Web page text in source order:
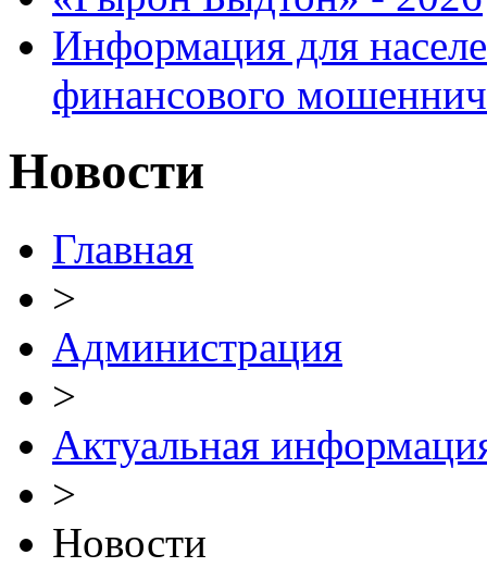
Информация для
финансового
Новости
Главная
>
Администрация
>
Актуальная
>
Новости